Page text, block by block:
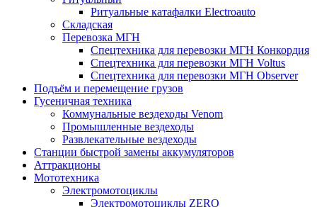
Ритуальные катафалки Electroauto
Складская
Перевозка МГН
Спецтехника для перевозки МГН Конкордия
Спецтехника для перевозки МГН Voltus
Спецтехника для перевозки МГН Observer
Подъём и перемещение грузов
Гусеничная техника
Коммунальные вездеходы Venom
Промышленные вездеходы
Развлекательные вездеходы
Станции быстрой замены аккумуляторов
Аттракционы
Мототехника
Электромотоциклы
Электромотоциклы ZERO